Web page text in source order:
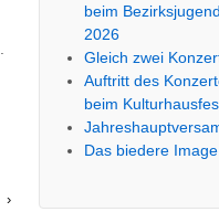
›
beim
2026
Gleich zwei
Auftritt des
beim
Das biedere